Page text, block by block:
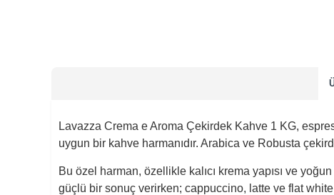
Lavazza Crema e Aroma Çekirdek Kahve 1 KG,
uygun bir kahve harmanıdır. Arabica ve Robusta
Bu özel harman, özellikle kalıcı krema yapısı ve
güçlü bir sonuç verirken; cappuccino, latte ve flat